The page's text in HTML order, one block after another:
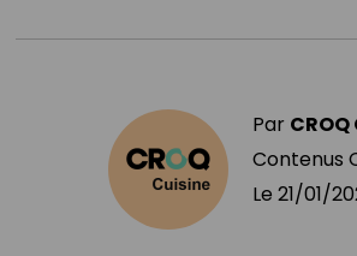
Par
Contenus
Le 21/01/